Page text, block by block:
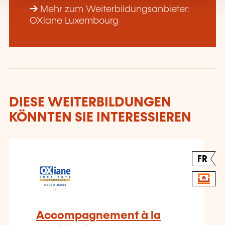
Mehr zum Weiterbildungsanbieter:
OXiane Luxembourg
DIESE WEITERBILDUNGEN
KÖNNTEN SIE INTERESSIEREN
FR
Accompagnement à la